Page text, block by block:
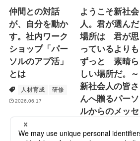
仲間との対話
が、自分を動か
す。社内ワーク
ショップ「パー
ソルのアプ活」
とは
人材育成 研修
2026.06.17
ようこそ新社会
人。君が選んだ
場所は 君が思
っているよりも
ずっと 素晴ら
しい場所だ。～
新社会人の皆さ
んへ贈るパーソ
ルからのメッセ